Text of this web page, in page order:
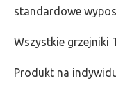
standardowe
Wszystkie grzejniki
Produkt na